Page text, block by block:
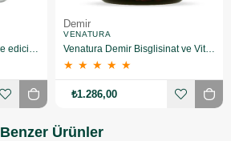
Velavit V-B12 1000 Takviye edici Gıda 60 Tablet 2 Adet
Demir
VENATURA
Venatura Demir Bisglisinat ve Vitamin C 90 Kapsül 3'lü
★ ★ ★ ★ ★
₺1.286,00
Benzer Ürünler